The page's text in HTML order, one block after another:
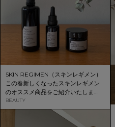
SKIN REGIMEN（スキンレギメン）
この春新しくなったスキンレギメン
のオススメ商品をご紹介いたしま
す。
BEAUTY